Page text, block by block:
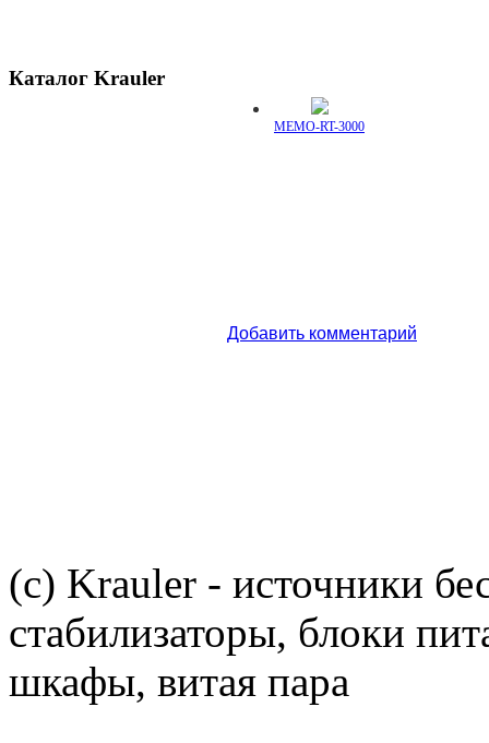
Каталог Krauler
MEMO-RT-3000
Добавить комментарий
(c) Krauler - источники
стабилизаторы, блоки
шкафы, витая пара